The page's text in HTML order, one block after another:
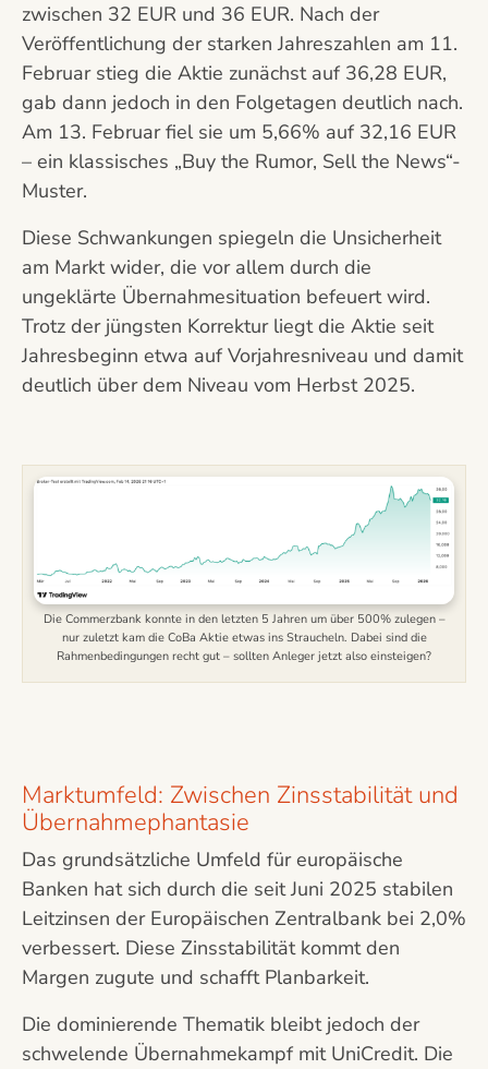
zwischen 32 EUR und 36 EUR. Nach der
Veröffentlichung der starken Jahreszahlen am 11.
Februar stieg die Aktie zunächst auf 36,28 EUR,
gab dann jedoch in den Folgetagen deutlich nach.
Am 13. Februar fiel sie um 5,66% auf 32,16 EUR
– ein klassisches „Buy the Rumor, Sell the News“-
Muster.
Diese Schwankungen spiegeln die Unsicherheit
am Markt wider, die vor allem durch die
ungeklärte Übernahmesituation befeuert wird.
Trotz der jüngsten Korrektur liegt die Aktie seit
Jahresbeginn etwa auf Vorjahresniveau und damit
deutlich über dem Niveau vom Herbst 2025.
Die Commerzbank konnte in den letzten 5 Jahren um über 500% zulegen –
nur zuletzt kam die CoBa Aktie etwas ins Straucheln. Dabei sind die
Rahmenbedingungen recht gut – sollten Anleger jetzt also einsteigen?
Marktumfeld: Zwischen Zinsstabilität und
Übernahmephantasie
Das grundsätzliche Umfeld für europäische
Banken hat sich durch die seit Juni 2025 stabilen
Leitzinsen der Europäischen Zentralbank bei 2,0%
verbessert. Diese Zinsstabilität kommt den
Margen zugute und schafft Planbarkeit.
Die dominierende Thematik bleibt jedoch der
schwelende Übernahmekampf mit UniCredit. Die